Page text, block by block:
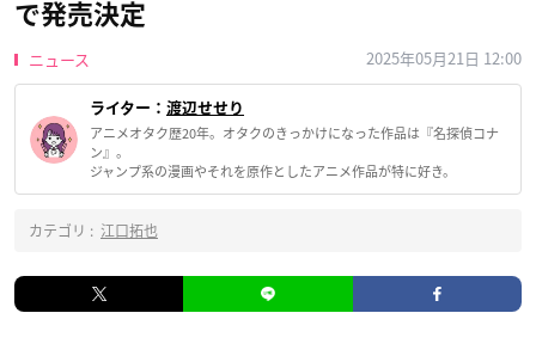
で発売決定
ニュース 2025年05月21日 12:00
ライター： 渡辺せせり
アニメオタク歴20年。オタクのきっかけになった作品は『名探偵コナ
ン』。
ジャンプ系の漫画やそれを原作としたアニメ作品が特に好き。
カテゴリ : 江口拓也